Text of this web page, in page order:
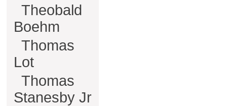
Theobald
Boehm
Thomas
Lot
Thomas
Stanesby Jr